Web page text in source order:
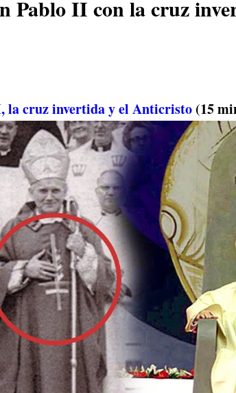
Pablo II con la cruz
la cruz invertida y el Anticristo (15